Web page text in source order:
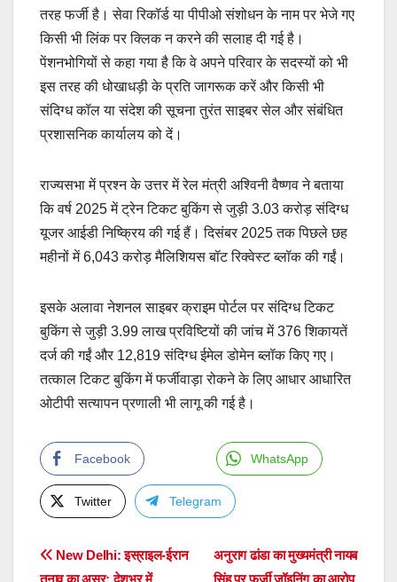
तरह फर्जी है। सेवा रिकॉर्ड या पीपीओ संशोधन के नाम पर भेजे गए
किसी भी लिंक पर क्लिक न करने की सलाह दी गई है।
पेंशनभोगियों से कहा गया है कि वे अपने परिवार के सदस्यों को भी
इस तरह की धोखाधड़ी के प्रति जागरूक करें और किसी भी
संदिग्ध कॉल या संदेश की सूचना तुरंत साइबर सेल और संबंधित
प्रशासनिक कार्यालय को दें।
राज्यसभा में प्रश्न के उत्तर में रेल मंत्री अश्विनी वैष्णव ने बताया
कि वर्ष 2025 में ट्रेन टिकट बुकिंग से जुड़ी 3.03 करोड़ संदिग्ध
यूजर आईडी निष्क्रिय की गई हैं। दिसंबर 2025 तक पिछले छह
महीनों में 6,043 करोड़ मैलिशियस बॉट रिक्वेस्ट ब्लॉक की गईं।
इसके अलावा नेशनल साइबर क्राइम पोर्टल पर संदिग्ध टिकट
बुकिंग से जुड़ी 3.99 लाख प्रविष्टियों की जांच में 376 शिकायतें
दर्ज की गईं और 12,819 संदिग्ध ईमेल डोमेन ब्लॉक किए गए।
तत्काल टिकट बुकिंग में फर्जीवाड़ा रोकने के लिए आधार आधारित
ओटीपी सत्यापन प्रणाली भी लागू की गई है।
Facebook WhatsApp
Twitter Telegram
Post
अनुराग ढांडा का मुख्यमंत्री नायब
सिंह पर फर्जी जॉइनिंग का आरोप,
New Delhi: इस्राइल-ईरान
तनाव का असर: देशभर में